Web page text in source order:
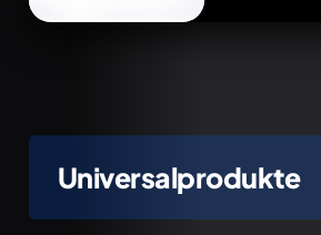
Universalprodukte